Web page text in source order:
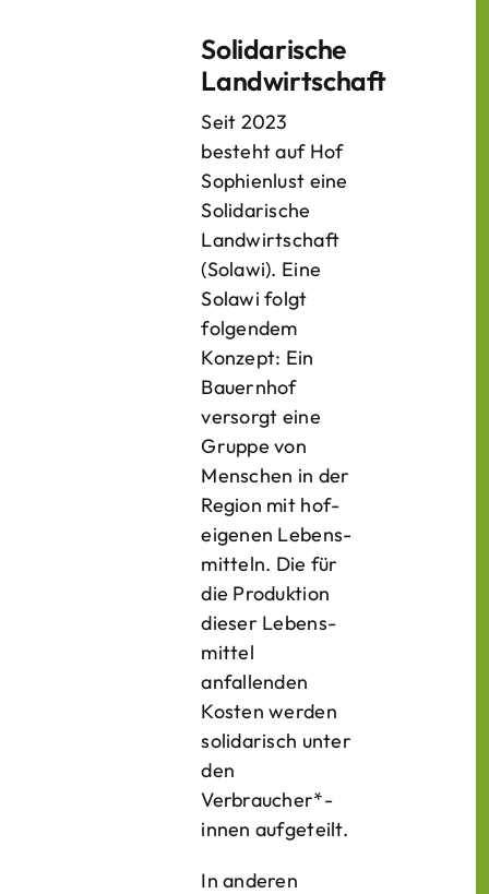
Solidarische
Landwirtschaft
Seit 2023
besteht auf Hof
Sophienlust eine
Solidarische
Landwirtschaft
(Solawi). Eine
Solawi folgt
folgendem
Konzept: Ein
Bauern­hof
versorgt eine
Gruppe von
Menschen in der
Region mit hof­
eigenen Lebens­
mitteln. Die für
die Produktion
dieser Lebens­
mittel
anfallenden
Kosten werden
solidarisch unter
den
Verbraucher*­
innen aufgeteilt.
In anderen